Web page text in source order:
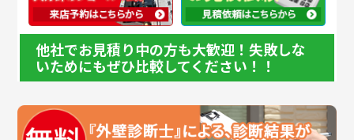
他社でお見積り中の方も大歓迎！失敗しな
いためにもぜひ比較してください！！